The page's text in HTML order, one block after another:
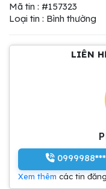
Mã tin : #157323
Loại tin : Bình thường
LIÊN
0999988***
Xem thêm các tin